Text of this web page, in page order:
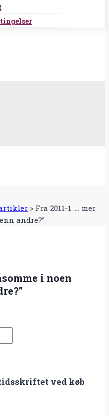
» Fra 2011-1 …. mer
andre?”
i noen
ved køb